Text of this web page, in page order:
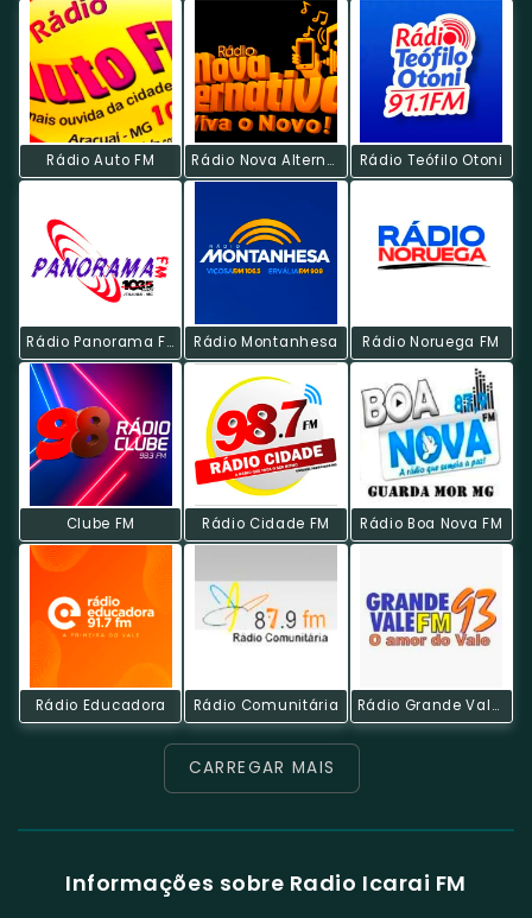
Rádio Auto FM Rádio Nova Alternativa Rádio Teófilo Otoni
Rádio Panorama FM Rádio Montanhesa Rádio Noruega FM
Clube FM Rádio Cidade FM Rádio Boa Nova FM
Rádio Educadora Rádio Comunitária Rádio Grande Vale FM
CARREGAR MAIS
Informações sobre Radio Icarai FM